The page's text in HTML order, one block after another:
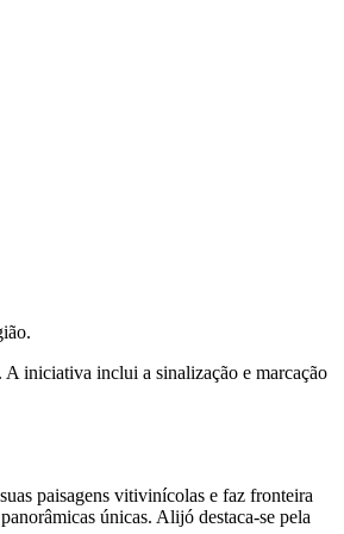
iniciativa inclui a sinalização e marcação
paisagens vitivinícolas e faz fronteira
únicas. Alijó destaca-se pela